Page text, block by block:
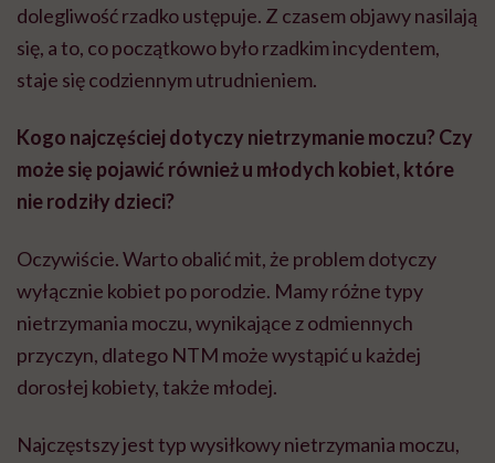
dolegliwość rzadko ustępuje. Z czasem objawy nasilają
się, a to, co początkowo było rzadkim incydentem,
staje się codziennym utrudnieniem.
Kogo najczęściej dotyczy nietrzymanie moczu? Czy
może się pojawić również u młodych kobiet, które
nie rodziły dzieci?
Oczywiście. Warto obalić mit, że problem dotyczy
wyłącznie kobiet po porodzie. Mamy różne typy
nietrzymania moczu, wynikające z odmiennych
przyczyn, dlatego NTM może wystąpić u każdej
dorosłej kobiety, także młodej.
Najczęstszy jest typ wysiłkowy nietrzymania moczu,